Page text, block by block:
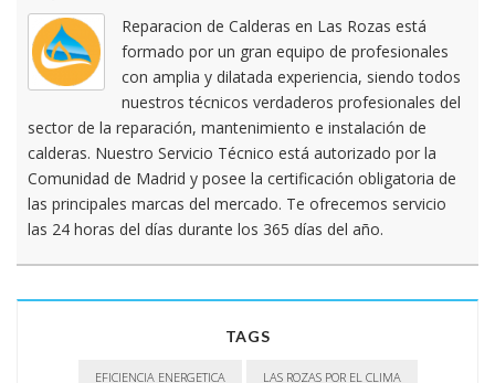
Reparacion de Calderas en Las Rozas está
formado por un gran equipo de profesionales
con amplia y dilatada experiencia, siendo todos
nuestros técnicos verdaderos profesionales del
sector de la reparación, mantenimiento e instalación de
calderas. Nuestro Servicio Técnico está autorizado por la
Comunidad de Madrid y posee la certificación obligatoria de
las principales marcas del mercado. Te ofrecemos servicio
las 24 horas del días durante los 365 días del año.
TAGS
EFICIENCIA ENERGETICA LAS ROZAS POR EL CLIMA